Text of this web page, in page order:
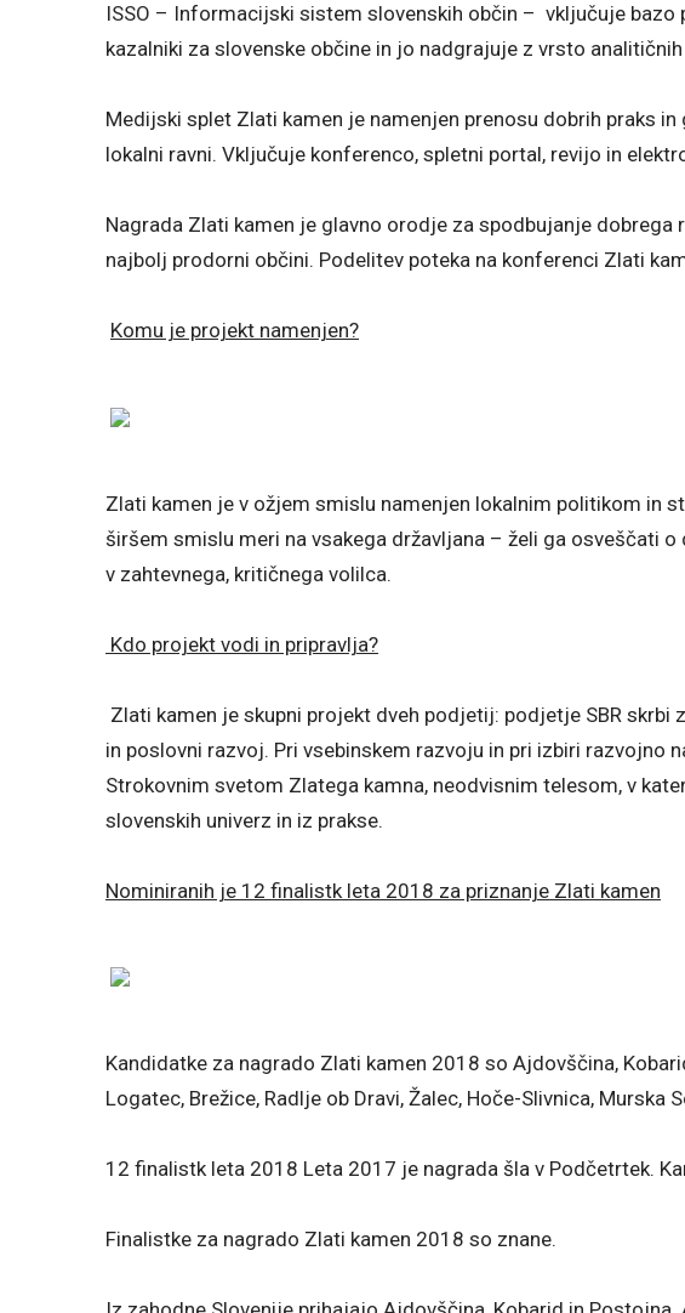
ISSO – Informacijski sistem slovenskih občin – vključuje
kazalniki za slovenske občine in jo nadgrajuje z vrsto
Medijski splet Zlati kamen je namenjen prenosu dobrih praks
lokalni ravni. Vključuje konferenco, spletni portal, revijo in
Nagrada Zlati kamen je glavno orodje za spodbujanje
najbolj prodorni občini. Podelitev poteka na konferenci Zlati
Komu je projekt namenjen?
Zlati kamen je v ožjem smislu namenjen lokalnim politikom in
širšem smislu meri na vsakega državljana – želi ga osveščati
v zahtevnega, kritičnega volilca.
Kdo projekt vodi in pripravlja?
Zlati kamen je skupni projekt dveh podjetij: podjetje SBR skrbi
in poslovni razvoj. Pri vsebinskem razvoju in pri izbiri razvojno
Strokovnim svetom Zlatega kamna, neodvisnim telesom, v
slovenskih univerz in iz prakse.
Nominiranih je 12 finalistk leta 2018 za priznanje Zlati kamen
Kandidatke za nagrado Zlati kamen 2018 so Ajdovščina,
Logatec, Brežice, Radlje ob Dravi, Žalec, Hoče-Slivnica, Murska
12 finalistk leta 2018 Leta 2017 je nagrada šla v Podčetrtek.
Finalistke za nagrado Zlati kamen 2018 so znane.